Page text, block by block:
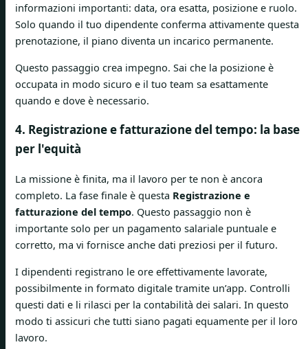
informazioni importanti: data, ora esatta, posizione e ruolo.
Solo quando il tuo dipendente conferma attivamente questa
prenotazione, il piano diventa un incarico permanente.
Questo passaggio crea impegno. Sai che la posizione è
occupata in modo sicuro e il tuo team sa esattamente
quando e dove è necessario.
4. Registrazione e fatturazione del tempo: la base
per l'equità
La missione è finita, ma il lavoro per te non è ancora
completo. La fase finale è questa Registrazione e
fatturazione del tempo. Questo passaggio non è
importante solo per un pagamento salariale puntuale e
corretto, ma vi fornisce anche dati preziosi per il futuro.
I dipendenti registrano le ore effettivamente lavorate,
possibilmente in formato digitale tramite un’app. Controlli
questi dati e li rilasci per la contabilità dei salari. In questo
modo ti assicuri che tutti siano pagati equamente per il loro
lavoro.